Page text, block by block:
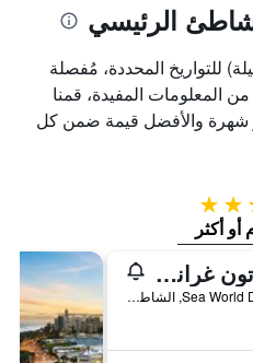
الرئيسي
للتواريخ المحددة، مُفصلة
المعلومات المفيدة، قمنا
شهرة والأفضل قيمة ضمن كل
4 نجوم
شيراتون غراند ميراج ريزروت غولد كوست
71 Sea World Drive, الشاطئ الرئيسي, QLD, أستراليا